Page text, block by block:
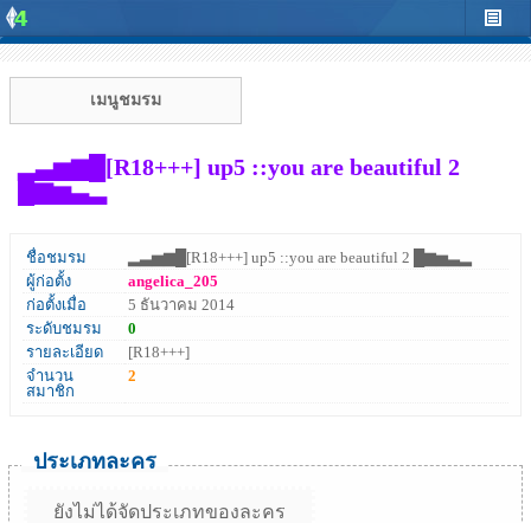
เมนูชมรม
▂▃▅▆█[R18+++] up5 ::you are beautiful 2
█▆▅▃▂
ชื่อชมรม
▂▃▅▆█[R18+++] up5 ::you are beautiful 2 █▆▅▃▂
ผู้ก่อตั้ง
angelica_205
ก่อตั้งเมื่อ
5 ธันวาคม 2014
ระดับชมรม
0
รายละเอียด
[R18+++]
จำนวน
สมาชิก
2
ประเภทละคร
ยังไม่ได้จัดประเภทของละคร